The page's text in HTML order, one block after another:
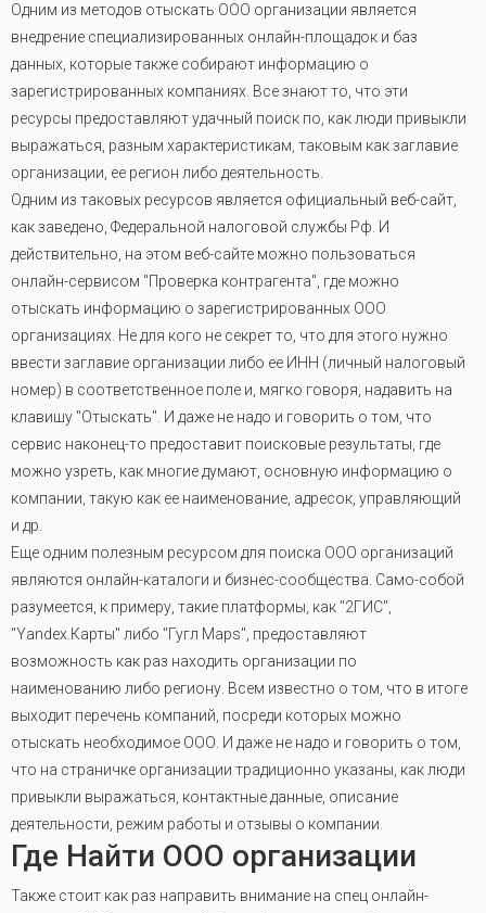
Одним из методов отыскать ООО организации является
внедрение специализированных онлайн-площадок и баз
данных, которые также собирают информацию о
зарегистрированных компаниях. Все знают то, что эти
ресурсы предоставляют удачный поиск по, как люди привыкли
выражаться, разным характеристикам, таковым как заглавие
организации, ее регион либо деятельность.
Одним из таковых ресурсов является официальный веб-сайт,
как заведено, Федеральной налоговой службы Рф. И
действительно, на этом веб-сайте можно пользоваться
онлайн-сервисом "Проверка контрагента", где можно
отыскать информацию о зарегистрированных ООО
организациях. Не для кого не секрет то, что для этого нужно
ввести заглавие организации либо ее ИНН (личный налоговый
номер) в соответственное поле и, мягко говоря, надавить на
клавишу "Отыскать". И даже не надо и говорить о том, что
сервис наконец-то предоставит поисковые результаты, где
можно узреть, как многие думают, основную информацию о
компании, такую как ее наименование, адресок, управляющий
и др.
Еще одним полезным ресурсом для поиска ООО организаций
являются онлайн-каталоги и бизнес-сообщества. Само-собой
разумеется, к примеру, такие платформы, как "2ГИС",
"Yandex.Карты" либо "Гугл Maps", предоставляют
возможность как раз находить организации по
наименованию либо региону. Всем известно о том, что в итоге
выходит перечень компаний, посреди которых можно
отыскать необходимое ООО. И даже не надо и говорить о том,
что на страничке организации традиционно указаны, как люди
привыкли выражаться, контактные данные, описание
деятельности, режим работы и отзывы о компании
Где Найти ООО организации
Также стоит как раз направить внимание на спец онлайн-